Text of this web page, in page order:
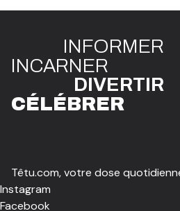
INFORMER
INCARNER
DIVERTIR
CÉLÉBRER
Têtu.com, votre dose
Instagram
Facebook